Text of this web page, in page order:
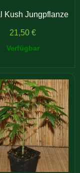
Kush Jungpflanze
21,50 €
Verfügbar